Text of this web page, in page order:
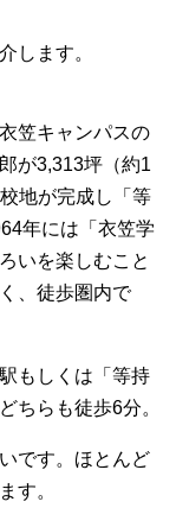
します。
笠キャンパスの
が3,313坪（約1
地が完成し「等
年には「衣笠学
いを楽しむこと
、徒歩圏内で
もしくは「等持
ちらも徒歩6分。
です。ほとんど
す。